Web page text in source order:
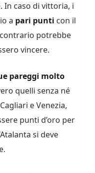
In caso di vittoria, i
a pari punti con il
potrebbe
vincere.
pareggi molto
quelli senza né
e Venezia,
punti d’oro per
si deve